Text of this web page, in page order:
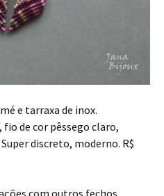
e tarraxa de inox.
de cor pêssego claro,
discreto, moderno. R$
com outros fechos,